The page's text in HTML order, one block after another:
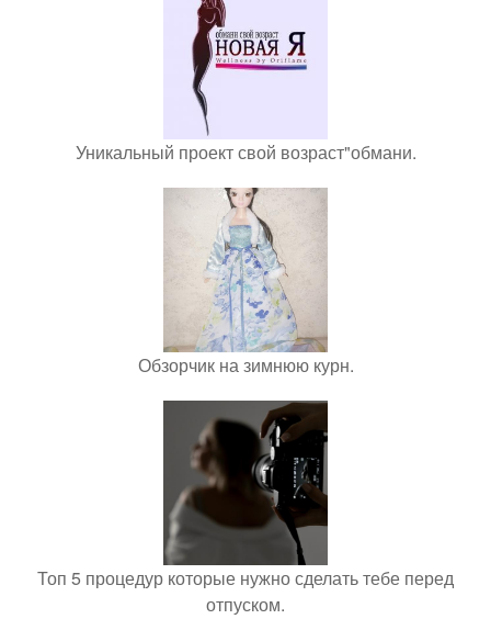
Уникальный проект свой возраст"обмани.
Обзорчик на зимнюю курн.
Топ 5 процедур которые нужно сделать тебе перед
отпуском.